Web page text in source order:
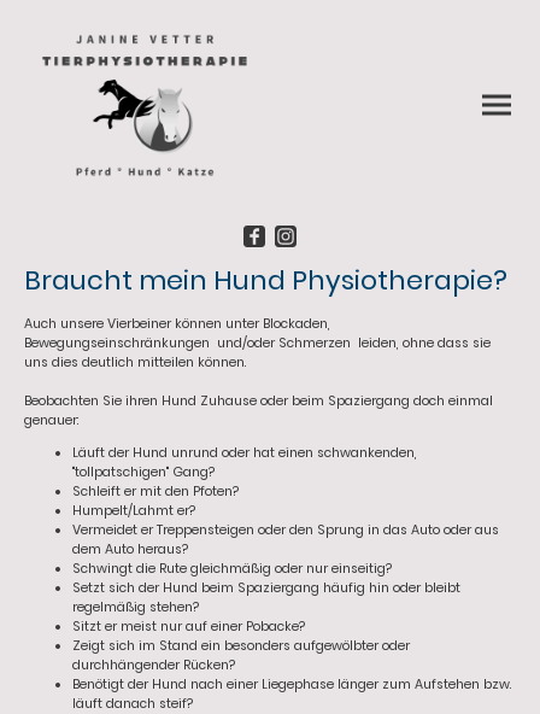
Braucht mein Hund Physiotherapie?
Auch unsere Vierbeiner können unter Blockaden,
Bewegungseinschränkungen und/oder Schmerzen leiden, ohne dass sie
uns dies deutlich mitteilen können.
Beobachten Sie ihren Hund Zuhause oder beim Spaziergang doch einmal
genauer:
Läuft der Hund unrund oder hat einen schwankenden,
"tollpatschigen" Gang?
Schleift er mit den Pfoten?
Humpelt/Lahmt er?
Vermeidet er Treppensteigen oder den Sprung in das Auto oder aus
dem Auto heraus?
Schwingt die Rute gleichmäßig oder nur einseitig?
Setzt sich der Hund beim Spaziergang häufig hin oder bleibt
regelmäßig stehen?
Sitzt er meist nur auf einer Pobacke?
Zeigt sich im Stand ein besonders aufgewölbter oder
durchhängender Rücken?
Benötigt der Hund nach einer Liegephase länger zum Aufstehen bzw.
läuft danach steif?